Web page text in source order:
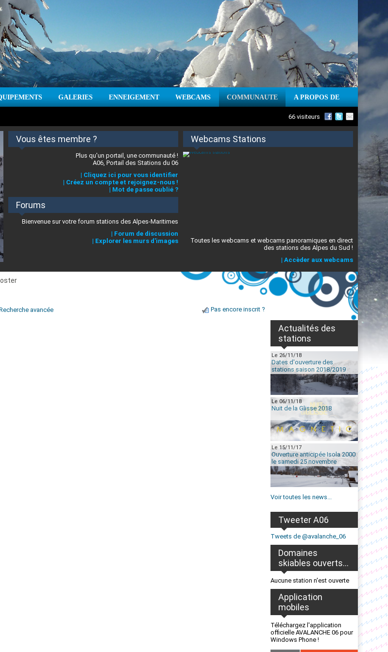
GALERIES ENNEIGEMENT WEBCAMS COMMUNAUTE A PROPOS DE
météo pour les jours à venir
66 visiteurs
Vous êtes membre ?
Plus qu'un portail, une communauté !
A06, Portail des Stations du 06
| Cliquez ici pour vous identifier
| Créez un compte et rejoignez-nous !
| Mot de passe oublié ?
Forums
Bienvenue sur votre forum stations des Alpes-Maritimes
| Forum de discussion
| Explorer les murs d'images
Webcams Stations
Toutes les webcams et webcams panoramiques en direct
des stations des Alpes du Sud !
| Accèder aux webcams
avancée Pas encore inscrit ?
Actualités des
stations
Le 26/11/18
Dates d'ouverture des
stations saison 2018/2019
Le 06/11/18
Nuit de la Glisse 2018
Le 15/11/17
Ouverture anticipée Isola 2000
le samedi 25 novembre
Voir toutes les news...
Tweeter A06
Tweets de @avalanche_06
Domaines
skiables ouverts...
Aucune station n'est ouverte
Application
mobiles
Téléchargez l'application
officielle AVALANCHE 06 pour
Windows Phone !